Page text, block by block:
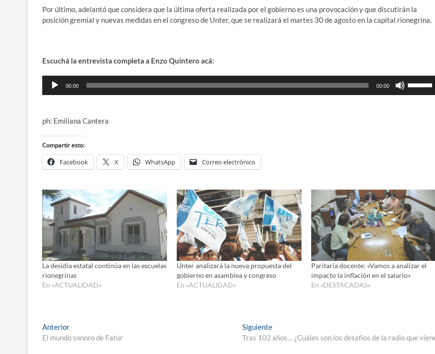
Por último, adelantó que considera que la última oferta realizada por el gobierno es una provocación y que discutirán la
posición gremial y nuevas medidas en el congreso de Unter, que se realizará el martes 30 de agosto en la capital rionegrina.
Escuchá la entrevista completa a Enzo Quintero acá:
Reproductor
00:00 00:00
volumen.
ph: Emiliana Cantera
Compartir esto:
Facebook X WhatsApp Correo electrónico
La desidia estatal continúa en las escuelas
rionegrinas
En «ACTUALIDAD»
Unter analizará la nueva propuesta del
gobierno en asamblea y congreso
En «ACTUALIDAD»
Paritaria docente: «Vamos a analizar el
impacto la inflación en el salario»
En «DESTACADAS»
Navegación
de
AnteriorEntrada
anterior:
El mundo sonoro de Fatur
SiguienteEntrada
siguiente:
Tras 102 años… ¿Cuáles son los desafíos de la radio que